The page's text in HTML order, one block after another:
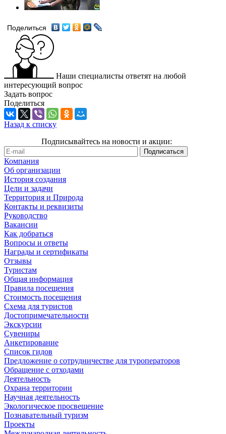
Поделиться
Наши специалисты ответят на любой
интересующий вопрос
Задать вопрос
Поделиться
Назад к списку
Подписывайтесь на новости и акции:
Компания
Об организации
История создания
Цели и задачи
Территория и Природа
Контакты и реквизиты
Руководство
Вакансии
Как добраться
Вопросы и ответы
Награды и сертификаты
Отзывы
Туристам
Общая информация
Правила посещения
Стоимость посещения
Схема для туристов
Достопримечательности
Экскурсии
Сувениры
Анкетирование
Список гидов
Предложение о сотрудничестве для туроператоров
Обращение с отходами
Деятельность
Охрана территории
Научная деятельность
Экологическое просвещение
Познавательный туризм
Проекты